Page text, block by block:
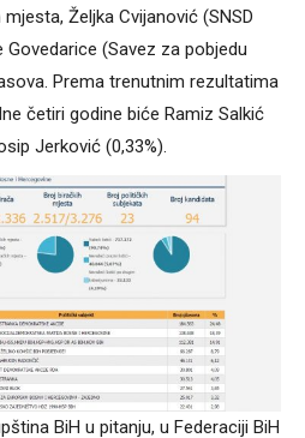
Željka Cvijanović (SNSD
(Savez za pobjedu
Prema trenutnim rezultatima
četiri godine biće Ramiz Salkić
Jerković (0,33%).
BiH u pitanju, u Federaciji BiH